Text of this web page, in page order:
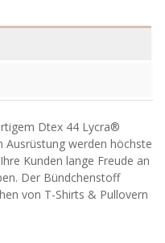
Dtex 44 Lycra®
Ausrüstung werden höchste
Kunden lange Freude an
Der Bündchenstoff
von T-Shirts & Pullovern